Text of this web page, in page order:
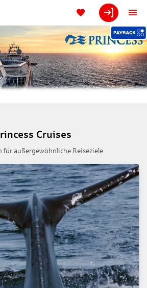
Cruises
für außergewöhnliche Reiseziele